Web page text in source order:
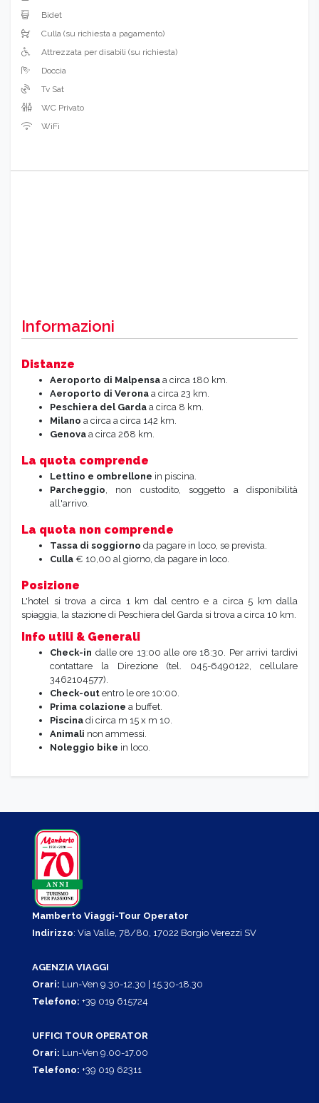
Bidet
Culla (su richiesta a pagamento)
Attrezzata per disabili (su richiesta)
Doccia
Tv Sat
WC Privato
WiFi
Informazioni
Distanze
Aeroporto di Malpensa a circa 180 km.
Aeroporto di Verona a circa 23 km.
Peschiera del Garda a circa 8 km.
Milano a circa a circa 142 km.
Genova a circa 268 km.
La quota comprende
Lettino e ombrellone in piscina.
Parcheggio , non custodito, soggetto a disponibilità
all'arrivo.
La quota non comprende
Tassa di soggiorno da pagare in loco, se prevista.
Culla € 10,00 al giorno, da pagare in loco.
Posizione
L'hotel si trova a circa 1 km dal centro e a circa 5 km dalla
spiaggia, la stazione di Peschiera del Garda si trova a circa 10 km.
Info utili & Generali
Check-in dalle ore 13:00 alle ore 18:30. Per arrivi tardivi
contattare la Direzione (tel. 045-6490122, cellulare
3462104577).
Check-out entro le ore 10:00.
Prima colazione a buffet.
Piscina di circa m 15 x m 10.
Animali non ammessi.
Noleggio bike in loco.
Mamberto Viaggi-Tour Operator
Indirizzo: Via Valle, 78/80, 17022 Borgio Verezzi SV
AGENZIA VIAGGI
Orari: Lun-Ven 9.30-12.30 | 15.30-18.30
Telefono: +39 019 615724
UFFICI TOUR OPERATOR
Orari: Lun-Ven 9.00-17.00
Telefono: +39 019 62311